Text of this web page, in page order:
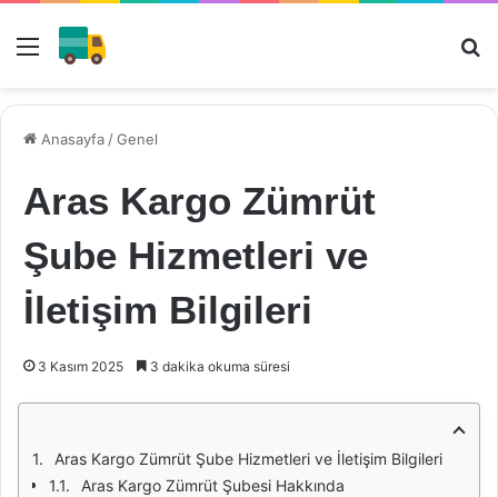
Menü
Anasayfa /Genel
Aras Kargo Zümrüt
Şube Hizmetleri ve
İletişim Bilgileri
3 Kasım 2025 3 dakika okuma süresi
Aras Kargo Zümrüt Şube Hizmetleri ve İletişim Bilgileri
Aras Kargo Zümrüt Şubesi Hakkında